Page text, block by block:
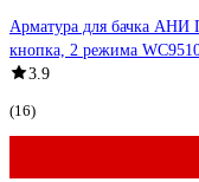
Арматура для бачка АНИ
кнопка, 2 режима
3.9
(16)